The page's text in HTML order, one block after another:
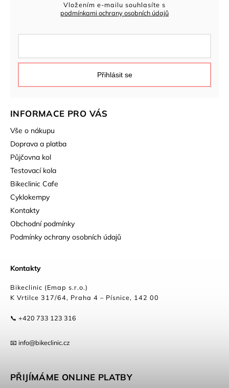
INFORMACE PRO VÁS
Vše o nákupu
Doprava a platba
Půjčovna kol
Testovací kola
Bikeclinic Cafe
Cyklokempy
Kontakty
Obchodní podmínky
Podmínky ochrany osobních údajů
Kontakty
Bikeclinic (Emap s.r.o.)
K Vrtilce 317/64, Praha 4 – Písnice, 142 00
📞 +420 733 123 316
📧 info@bikeclinic.cz
Vložením e-mailu souhlasíte s
podmínkami ochrany osobních údajů
Přihlásit se
PŘIJÍMÁME ONLINE PLATBY